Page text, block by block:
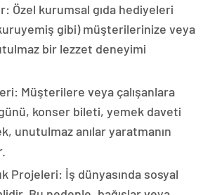
Özel kurumsal gıda hediyeleri
gibi) müşterilerinize veya
bir lezzet deneyimi
Müşterilere veya çalışanlara
konser bileti, yemek daveti
unutulmaz anılar yaratmanın
Projeleri: İş dünyasında sosyal